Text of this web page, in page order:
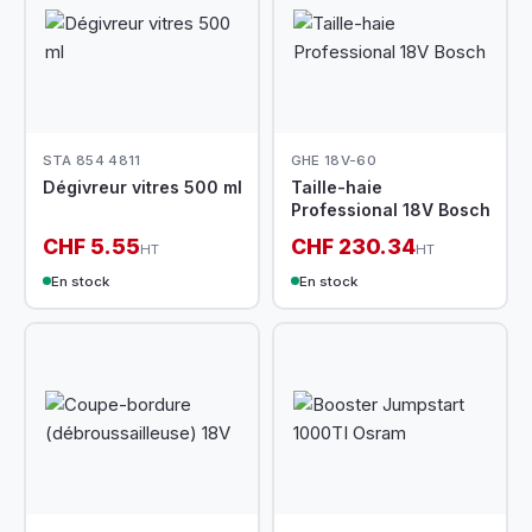
STA 854 4811
Dégivreur vitres 500 ml
CHF 5.55HT
En stock
GHE 18V-60
Taille-haie
Professional 18V Bosch
CHF 230.34HT
En stock